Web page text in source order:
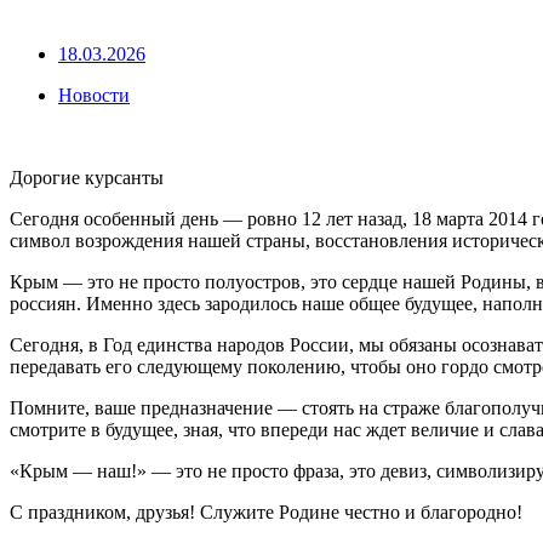
18.03.2026
Новости
Дорогие курсанты
Сегодня особенный день — ровно 12 лет назад, 18 марта 2014
символ возрождения нашей страны, восстановления
Крым — это не просто полуостров, это сердце нашей Родины,
россиян. Именно здесь зародилось наше общее будущее,
Сегодня, в Год единства народов России, мы обязаны
передавать его следующему поколению, чтобы оно гордо
Помните, ваше предназначение — стоять на страже
смотрите в будущее, зная, что впереди нас ждет величие и
«Крым — наш!» — это не просто фраза, это девиз,
С праздником, друзья! Служите Родине честно и благородно!